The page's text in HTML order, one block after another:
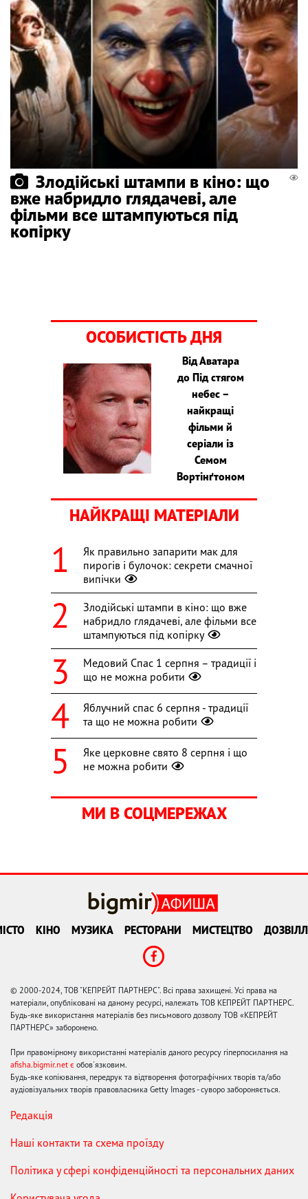
Злодійські штампи в кіно: що
вже набридло глядачеві, але
фільми все штампуються під
копірку
ОСОБИСТІСТЬ ДНЯ
Від Аватара
до Під стягом
небес –
найкращі
фільми й
серіали із
Семом
Вортінґтоном
НАЙКРАЩІ МАТЕРІАЛИ
Як правильно запарити мак для
пирогів і булочок: секрети смачної
випічки
Злодійські штампи в кіно: що вже
набридло глядачеві, але фільми все
штампуються під копірку
Медовий Спас 1 серпня – традиції і
що не можна робити
Яблучний спас 6 серпня - традиції
та що не можна робити
Яке церковне свято 8 серпня і що
не можна робити
МИ В СОЦМЕРЕЖАХ
КІНО МУЗИКА РЕСТОРАНИ МИСТЕЦТВО
© 2000-2024, ТОВ "КЕПРЕЙТ ПАРТНЕРС". Всі права захищені. Усі права на
матеріали, опубліковані на даному ресурсі, належать ТОВ КЕПРЕЙТ ПАРТНЕРС.
Будь-яке використання матеріалів без письмового дозволу ТОВ «КЕПРЕЙТ
ПАРТНЕРС» заборонено.
При правомірному використанні матеріалів даного ресурсу гіперпосилання на
afisha.bigmir.net є обов'язковим.
Будь-яке копіювання, передрук та відтворення фотографічних творів та/або
аудіовізуальних творів правовласника Getty Images - суворо забороняється.
Редакція
Наші контакти та схема проїзду
Політика у сфері конфіденційності та персональних даних